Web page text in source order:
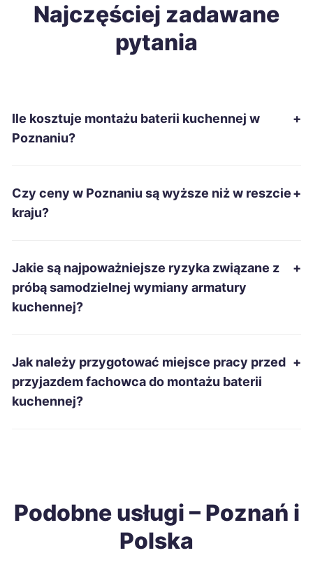
Tomaszów Mazowiecki 212 zł
Mielec 215 zł
Racibórz
Tarnobrzeg
Łomża 215 zł
Gniezno
Szczecinek 216 zł
Najczęściej zadawane
pytania
Ile kosztuje montażu baterii kuchennej w
Poznaniu?
+
Czy ceny w Poznaniu są wyższe niż w reszcie
kraju?
+
Jakie są najpoważniejsze ryzyka związane z
próbą samodzielnej wymiany armatury
kuchennej?
+
Jak należy przygotować miejsce pracy przed
przyjazdem fachowca do montażu baterii
kuchennej?
+
Podobne usługi – Poznań i
Polska